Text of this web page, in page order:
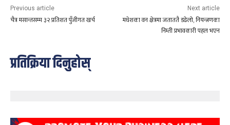
Previous article
चैत्र मसान्तसम्म ३२ प्रतिशत पुँजीगत खर्च
Next article
मधेशका वन क्षेत्रमा जताततै डढेलो, नियन्त्रणका
निम्ती प्रभावकारी पहल भएन
प्रतिक्रिया दिनुहोस्